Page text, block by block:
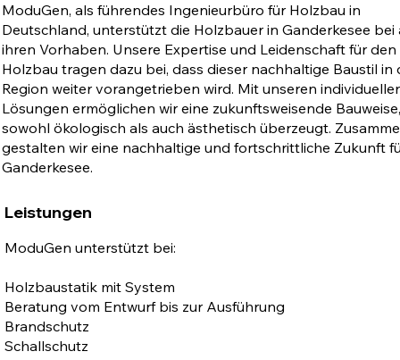
ModuGen, als führendes Ingenieurbüro für Holzbau in
Deutschland, unterstützt die Holzbauer in Ganderkesee bei
ihren Vorhaben. Unsere Expertise und Leidenschaft für den
Holzbau tragen dazu bei, dass dieser nachhaltige Baustil in
Region weiter vorangetrieben wird. Mit unseren
Lösungen ermöglichen wir eine zukunftsweisende
sowohl ökologisch als auch ästhetisch überzeugt.
gestalten wir eine nachhaltige und fortschrittliche Zukunft
Ganderkesee.
Leistungen
ModuGen unterstützt bei:
Holzbaustatik mit System
Beratung vom Entwurf bis zur Ausführung
Brandschutz
Schallschutz